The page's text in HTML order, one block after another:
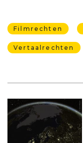
Filmrechten
Vertaalrechten